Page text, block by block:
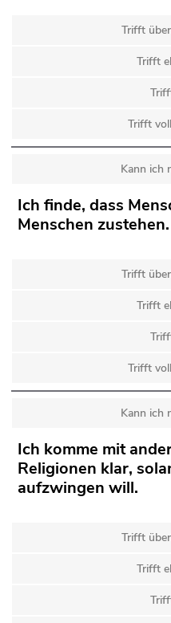
Trifft
Trifft
Trifft
Kann ich
Ich finde, dass
Menschen zustehen.
Trifft
Trifft
Trifft
Kann ich
Ich komme mit
Religionen klar,
aufzwingen will.
Trifft
Trifft